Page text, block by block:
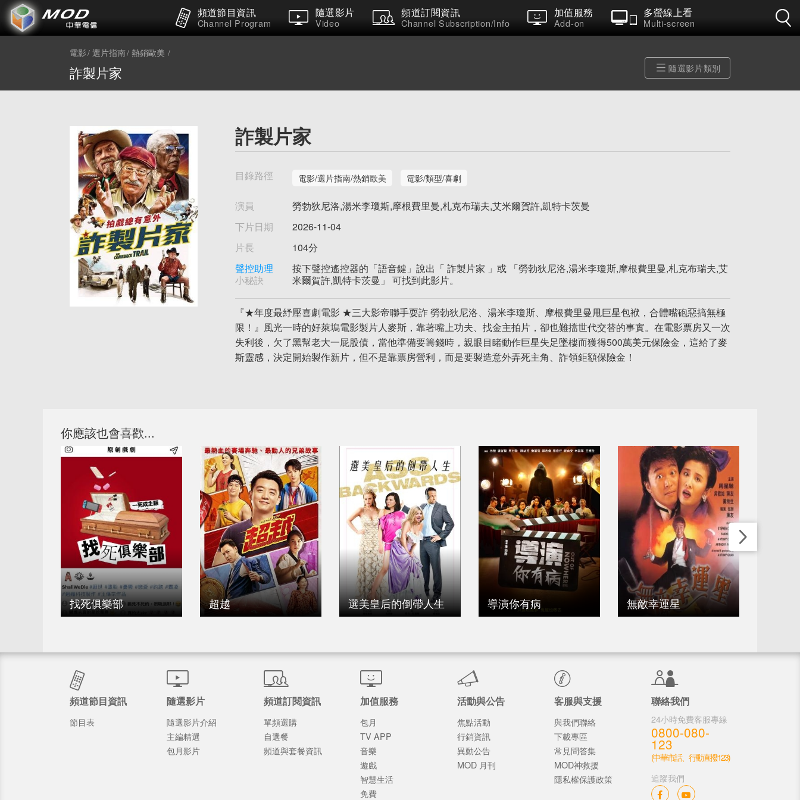
頻道節目資訊
Channel Program
隨選影片
Video
頻道訂閱資訊
Channel Subscription/Info
加值服務
Add-on
多螢線上看
Multi-screen
電影 選片指南 熱銷歐美
詐製片家 隨選影片類別
詐製片家
目錄路徑 電影/選片指南/熱銷歐美 電影/類型/喜劇
演員
勞勃狄尼洛,湯米李瓊斯,摩根費里曼,札克布瑞夫,艾米爾賀許,凱特卡茨曼
下片日期
2026-11-04
片長
104分
聲控助理
小秘訣
按下聲控遙控器的「語音鍵」說出「 詐製片家 」或 「勞勃狄尼洛,湯米李瓊斯,摩根費里曼,札克布瑞夫,艾
米爾賀許,凱特卡茨曼」 可找到此影片。
『★年度最紓壓喜劇電影 ★三大影帝聯手耍詐 勞勃狄尼洛、湯米李瓊斯、摩根費里曼甩巨星包袱，合體嘴砲惡搞無極
限！』風光一時的好萊塢電影製片人麥斯，靠著嘴上功夫、找金主拍片，卻也難擋世代交替的事實。在電影票房又一次
失利後，欠了黑幫老大一屁股債，當他準備要籌錢時，親眼目睹動作巨星失足墜樓而獲得500萬美元保險金，這給了麥
斯靈感，決定開始製作新片，但不是靠票房營利，而是要製造意外弄死主角、詐領鉅額保險金！
你應該也會喜歡...
找死俱樂部 超越 選美皇后的倒帶人生 導演你有病 無敵幸運星
頻道節目資訊
節目表
隨選影片
隨選影片介紹
主編精選
包月影片
頻道訂閱資訊
單頻選購
自選餐
頻道與套餐資訊
加值服務
包月
TV APP
音樂
遊戲
智慧生活
免費
活動與公告
焦點活動
行銷資訊
異動公告
MOD 月刊
客服與支援
與我們聯絡
下載專區
常見問答集
MOD神救援
隱私權保護政策
聯絡我們
24小時免費客服專線
0800-080-
123
(中華市話、行動直撥123)
追蹤我們